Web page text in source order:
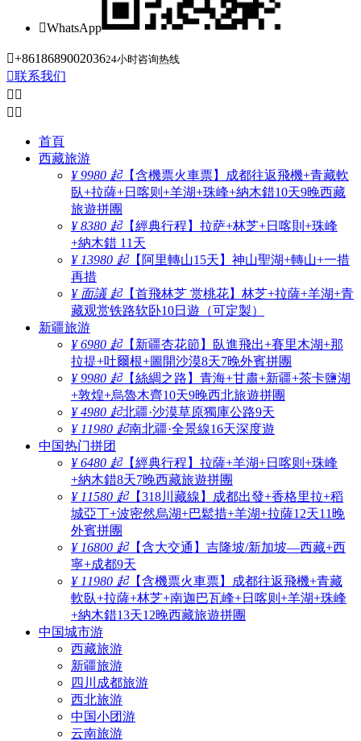
WhatsApp
+861868900203624小时咨询热线
联系我们
 
 
首頁
西藏旅游
¥ 9980 起【含機票火車票】成都往返飛機+青藏軟
臥+拉薩+日喀则+羊湖+珠峰+納木錯10天9晚西藏
旅遊拼團
¥ 8380 起【經典行程】拉萨+林芝+日喀則+珠峰
+納木錯 11天
¥ 13980 起【阿里轉山15天】神山聖湖+轉山+一措
再措
¥ 面議 起【首飛林芝 赏桃花】林芝+拉薩+羊湖+青
藏观赏铁路软卧10日遊（可定製）
新疆旅游
¥ 6980 起【新疆杏花節】臥進飛出+賽里木湖+那
拉提+吐爾根+圖開沙漠8天7晚外賓拼團
¥ 9980 起【絲綢之路】青海+甘肅+新疆+茶卡鹽湖
+敦煌+烏魯木齊10天9晚西北旅遊拼團
¥ 4980 起北疆·沙漠草原獨庫公路9天
¥ 11980 起南北疆·全景線16天深度遊
中国热门拼团
¥ 6480 起【經典行程】拉薩+羊湖+日喀则+珠峰
+納木錯8天7晚西藏旅遊拼團
¥ 11580 起【318川藏線】成都出發+香格里拉+稻
城亞丁+波密然烏湖+巴鬆措+羊湖+拉薩12天11晚
外賓拼團
¥ 16800 起【含大交通】吉隆坡/新加坡—西藏+西
寧+成都9天
¥ 11980 起【含機票火車票】成都往返飛機+青藏
軟臥+拉薩+林芝+南迦巴瓦峰+日喀则+羊湖+珠峰
+納木錯13天12晚西藏旅遊拼團
中国城市游
西藏旅游
新疆旅游
四川成都旅游
西北旅游
中国小团游
云南旅游